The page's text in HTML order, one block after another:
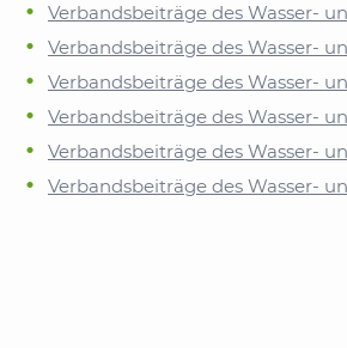
Verbandsbeiträge des Wasser-
Verbandsbeiträge des Wasser-
Verbandsbeiträge des Wasser-
Verbandsbeiträge des Wasser-
Verbandsbeiträge des Wasser-
Verbandsbeiträge des Wasser-